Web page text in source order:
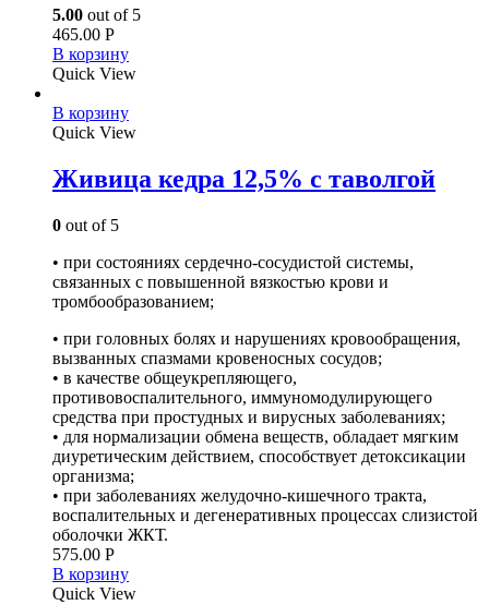
5.00 out of 5
465.00 Р
В корзину
Quick View
В корзину
Quick View
Живица кедра 12,5% с таволгой
0 out of 5
• при состояниях сердечно-сосудистой системы,
связанных с повышенной вязкостью крови и
тромбообразованием;
• при головных болях и нарушениях кровообращения,
вызванных спазмами кровеносных сосудов;
• в качестве общеукрепляющего,
противовоспалительного, иммуномодулирующего
средства при простудных и вирусных заболеваниях;
• для нормализации обмена веществ, обладает мягким
диуретическим действием, способствует детоксикации
организма;
• при заболеваниях желудочно-кишечного тракта,
воспалительных и дегенеративных процессах слизистой
оболочки ЖКТ.
575.00 Р
В корзину
Quick View